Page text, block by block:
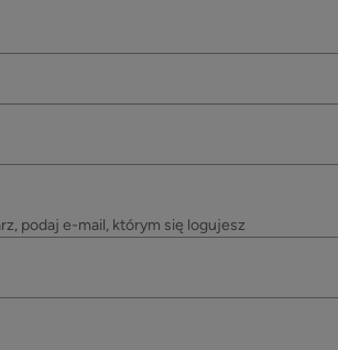
podaj e-mail, którym się logujesz